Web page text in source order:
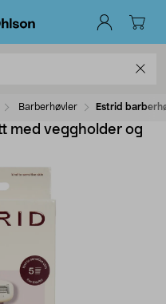
Barberhøvler Estrid
med veggholder og